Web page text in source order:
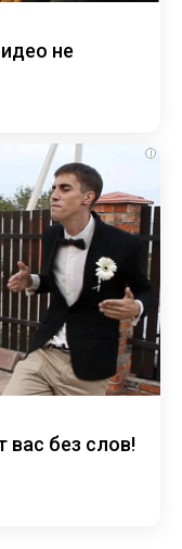
не
i
вас без слов!